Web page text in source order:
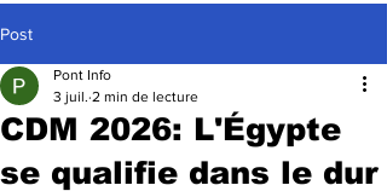
Post
CDM 2026: L'Égypte
se qualifie dans le dur
Pont Info
3 juil. 2 min de lecture